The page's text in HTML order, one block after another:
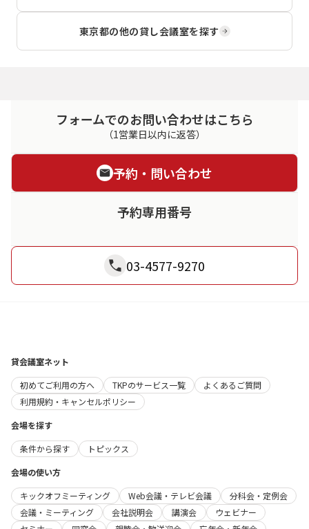
東京都の他の貸し会議室を探す
フォームでのお問い合わせはこちら
（1営業日以内に返答）
予約・問い合わせ
予約専用番号
03-4577-9270
貸会議室ネット
初めてご利用の方へ
TKPのサービス一覧
よくあるご質問
利用規約・キャンセルポリシー
会場を探す
条件から探す
トピックス
会場の使い方
キックオフミーティング
Web会議・テレビ会議
分科会・定例会
会議・ミーティング
会社説明会 講演会
ウェビナー